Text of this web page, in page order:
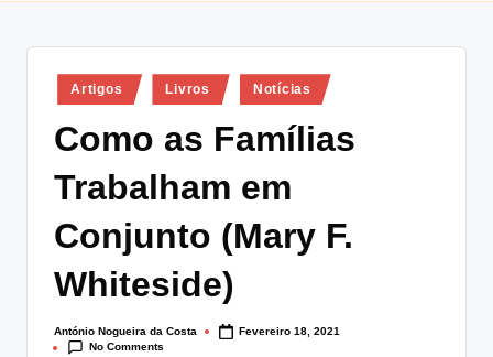
Posted
in
Artigos Livros Notícias
Como as Famílias
Trabalham em
Conjunto (Mary F.
Whiteside)
Posted
by
António Nogueira da Costa
Fevereiro 18, 2021
No Comments